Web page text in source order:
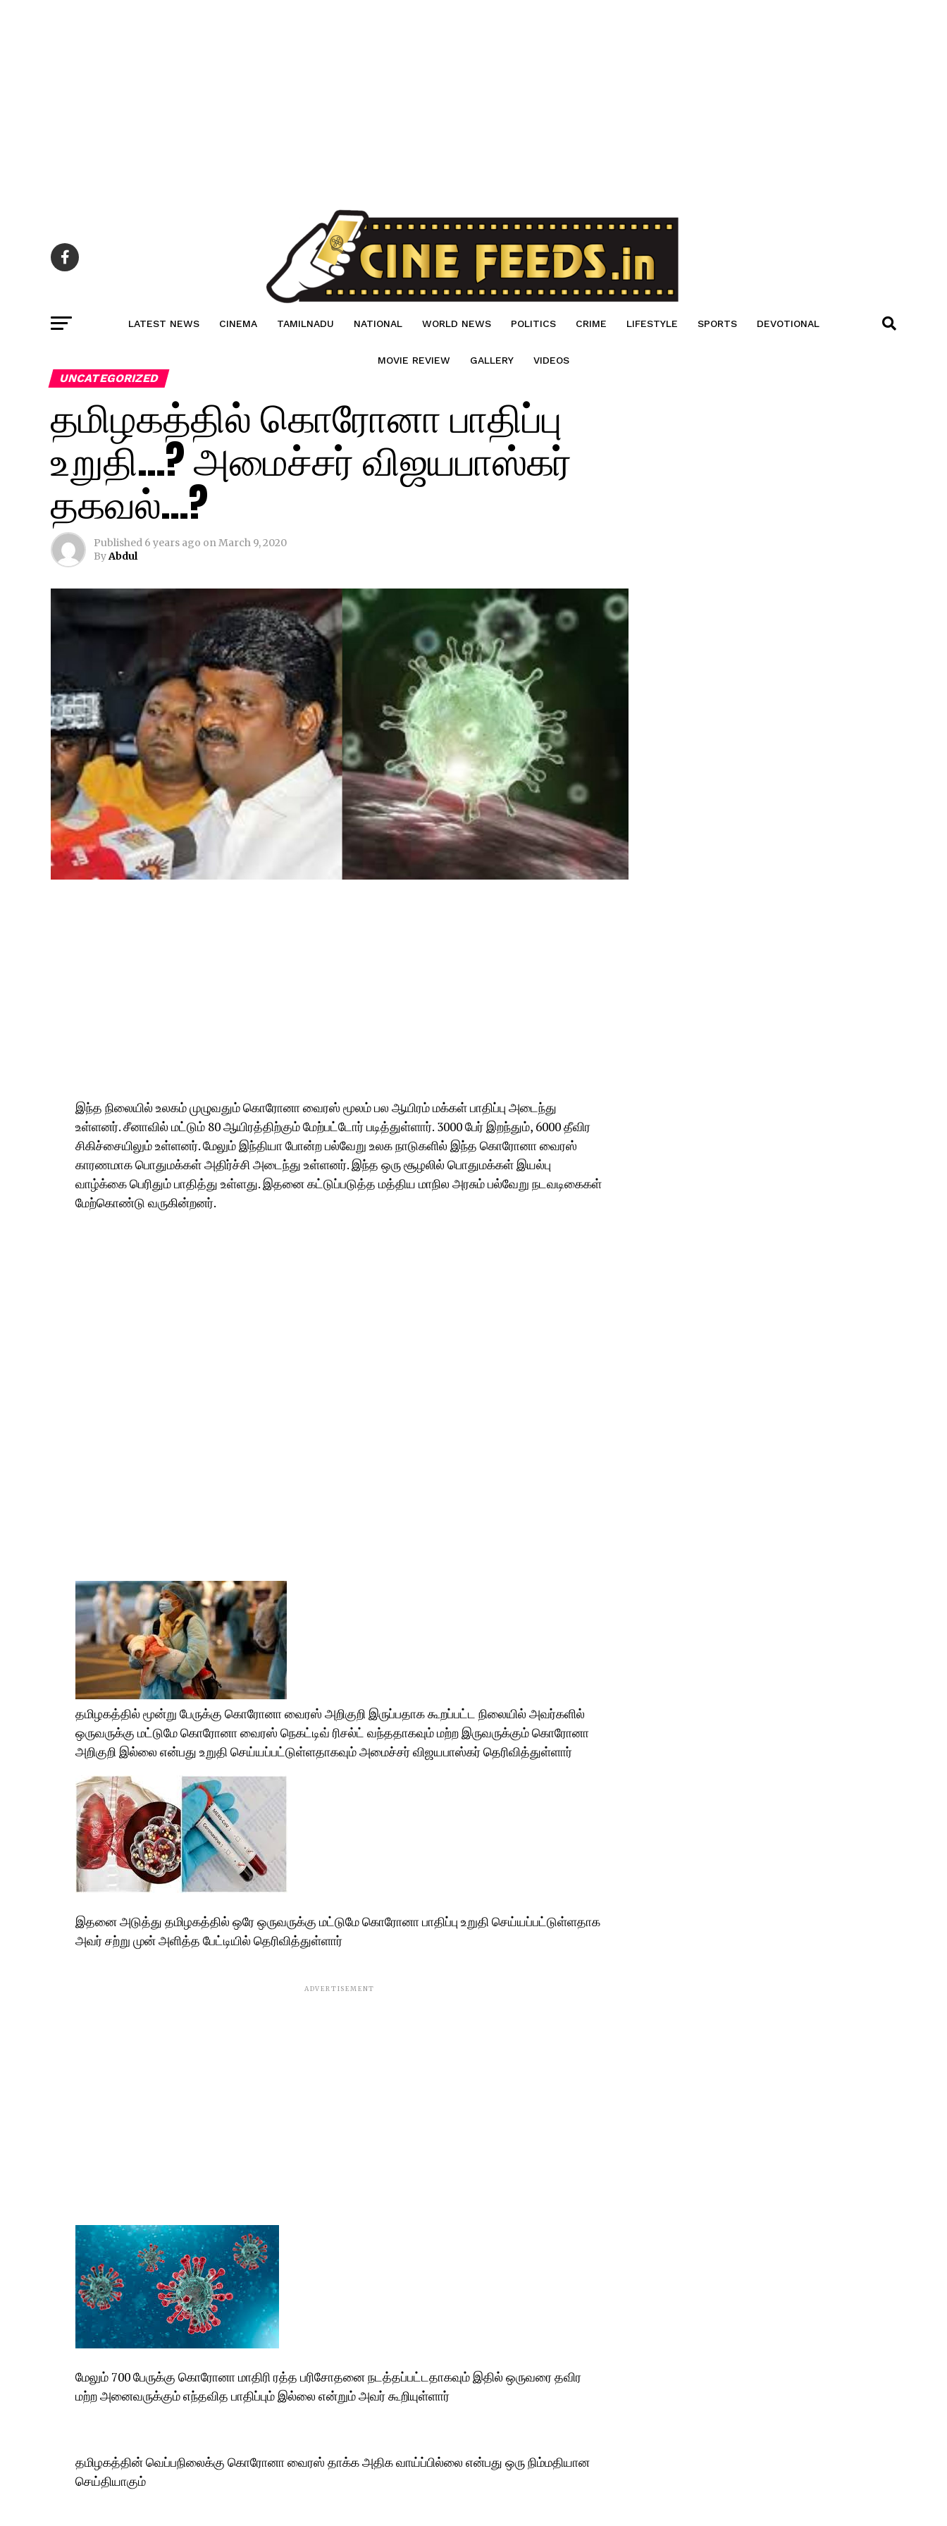
LATEST NEWS CINEMA TAMILNADU NATIONAL WORLD NEWS POLITICS CRIME LIFESTYLE SPORTS DEVOTIONAL
MOVIE REVIEW GALLERY VIDEOS
UNCATEGORIZED
தமிழகத்தில் கொரோனா பாதிப்பு
உறுதி…? அமைச்சர் விஜயபாஸ்கர்
தகவல்…?
Published 6 years ago onMarch 9, 2020
ByAbdul
இந்த நிலையில் உலகம் முழுவதும் கொரோனா வைரஸ் மூலம் பல ஆயிரம் மக்கள் பாதிப்பு அடைந்து
உள்ளனர். சீனாவில் மட்டும் 80 ஆயிரத்திற்கும் மேற்பட்டோர் படித்துள்ளார். 3000 பேர் இறந்தும், 6000 தீவிர
சிகிச்சையிலும் உள்ளனர். மேலும் இந்தியா போன்ற பல்வேறு உலக நாடுகளில் இந்த கொரோனா வைரஸ்
காரணமாக பொதுமக்கள் அதிர்ச்சி அடைந்து உள்ளனர். இந்த ஒரு சூழலில் பொதுமக்கள் இயல்பு
வாழ்க்கை பெரிதும் பாதித்து உள்ளது. இதனை கட்டுப்படுத்த மத்திய மாநில அரசும் பல்வேறு நடவடிகைகள்
மேற்கொண்டு வருகின்றனர்.
தமிழகத்தில் மூன்று பேருக்கு கொரோனா வைரஸ் அறிகுறி இருப்பதாக கூறப்பட்ட நிலையில் அவர்களில்
ஒருவருக்கு மட்டுமே கொரோனா வைரஸ் நெகட்டிவ் ரிசல்ட் வந்ததாகவும் மற்ற இருவருக்கும் கொரோனா
அறிகுறி இல்லை என்பது உறுதி செய்யப்பட்டுள்ளதாகவும் அமைச்சர் விஜயபாஸ்கர் தெரிவித்துள்ளார்
இதனை அடுத்து தமிழகத்தில் ஒரே ஒருவருக்கு மட்டுமே கொரோனா பாதிப்பு உறுதி செய்யப்பட்டுள்ளதாக
அவர் சற்று முன் அளித்த பேட்டியில் தெரிவித்துள்ளார்
ADVERTISEMENT
மேலும் 700 பேருக்கு கொரோனா மாதிரி ரத்த பரிசோதனை நடத்தப்பட்டதாகவும் இதில் ஒருவரை தவிர
மற்ற அனைவருக்கும் எந்தவித பாதிப்பும் இல்லை என்றும் அவர் கூறியுள்ளார்
தமிழகத்தின் வெப்பநிலைக்கு கொரோனா வைரஸ் தாக்க அதிக வாய்ப்பில்லை என்பது ஒரு நிம்மதியான
செய்தியாகும்